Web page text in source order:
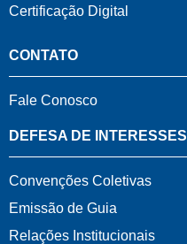
Certificação Digital
CONTATO
Fale Conosco
DEFESA DE INTERESSES
Convenções Coletivas
Emissão de Guia
Relações Institucionais